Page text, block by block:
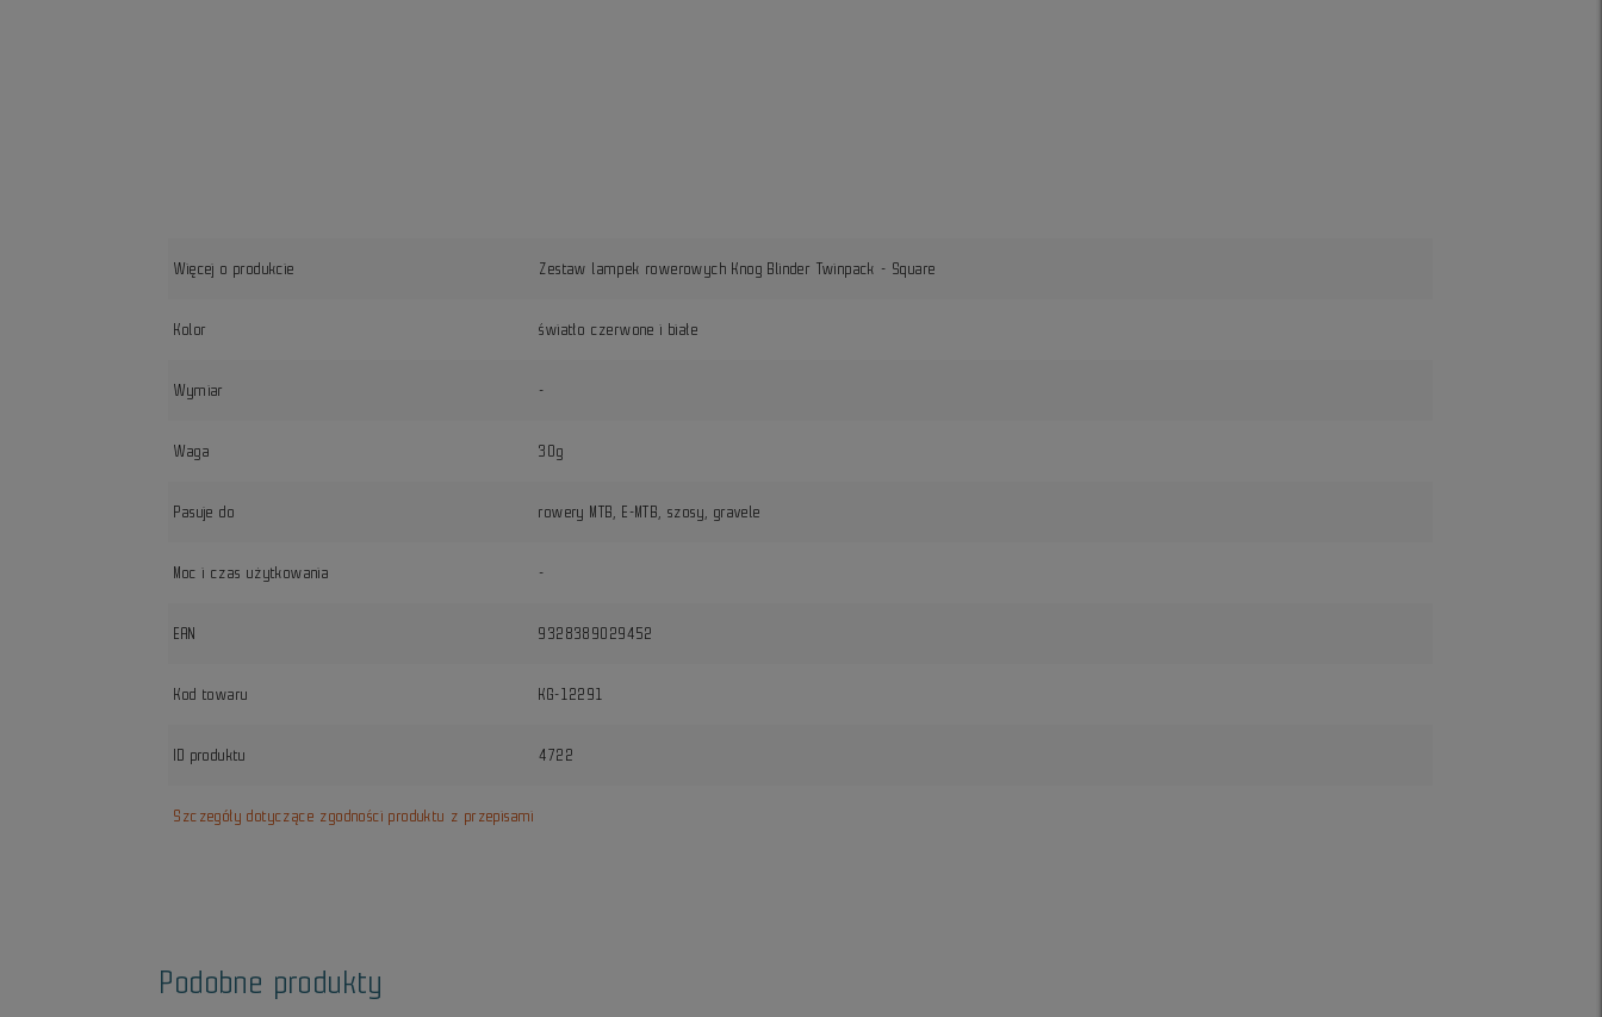
Więcej o produkcie Zestaw lampek rowerowych Knog Blinder Twinpack - Square
Kolor światło czerwone i białe
Wymiar -
Waga 30g
Pasuje do rowery MTB, E-MTB, szosy, gravele
Moc i czas użytkowania -
EAN 9328389029452
Kod towaru KG-12291
ID produktu 4722
Szczegóły dotyczące zgodności produktu z przepisami
Podobne produkty